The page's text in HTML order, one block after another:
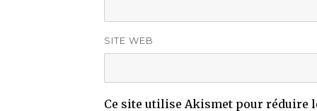
SITE WEB
Ce site utilise Akismet pour réduire